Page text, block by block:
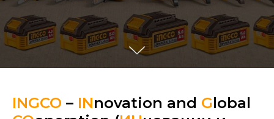
INGCO – INnovation and Global